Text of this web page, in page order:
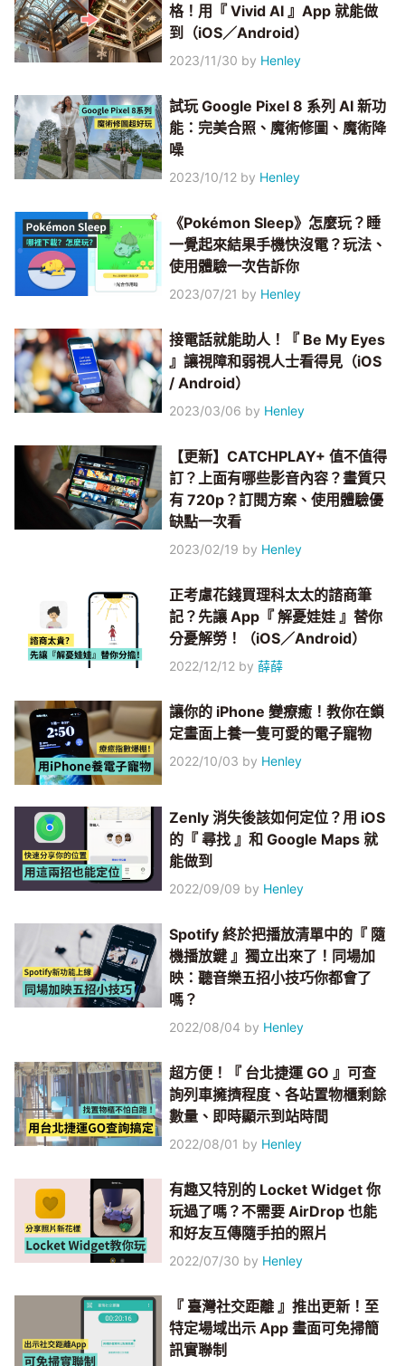
格！用『 Vivid AI 』App 就能做
到（iOS／Android）
2023/11/30 by Henley
試玩 Google Pixel 8 系列 AI 新功
能：完美合照、魔術修圖、魔術降
噪
2023/10/12 by Henley
《Pokémon Sleep》怎麼玩？睡
一覺起來結果手機快沒電？玩法、
使用體驗一次告訴你
2023/07/21 by Henley
接電話就能助人！『 Be My Eyes
』讓視障和弱視人士看得見（iOS
/ Android）
2023/03/06 by Henley
【更新】CATCHPLAY+ 值不值得
訂？上面有哪些影音內容？畫質只
有 720p？訂閱方案、使用體驗優
缺點一次看
2023/02/19 by Henley
正考慮花錢買理科太太的諮商筆
記？先讓 App『 解憂娃娃 』替你
分憂解勞！（iOS／Android）
2022/12/12 by薛薛
讓你的 iPhone 變療癒！教你在鎖
定畫面上養一隻可愛的電子寵物
2022/10/03 by Henley
Zenly 消失後該如何定位？用 iOS
的『 尋找 』和 Google Maps 就
能做到
2022/09/09 by Henley
Spotify 終於把播放清單中的『 隨
機播放鍵 』獨立出來了！同場加
映：聽音樂五招小技巧你都會了
嗎？
2022/08/04 by Henley
超方便！『 台北捷運 GO 』可查
詢列車擁擠程度、各站置物櫃剩餘
數量、即時顯示到站時間
2022/08/01 by Henley
有趣又特別的 Locket Widget 你
玩過了嗎？不需要 AirDrop 也能
和好友互傳隨手拍的照片
2022/07/30 by Henley
『 臺灣社交距離 』推出更新！至
特定場域出示 App 畫面可免掃簡
訊實聯制